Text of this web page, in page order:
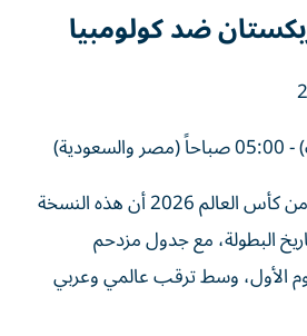
ضد كولومبيا
وتؤكد الجولة الافتتاحية من كأس العالم 2026 أن هذه النسخة
البطولة، مع جدول مزدحم
الأول، وسط ترقب عالمي وعربي